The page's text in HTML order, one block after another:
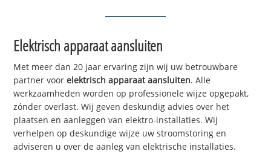
Elektrisch apparaat aansluiten
Met meer dan 20 jaar ervaring zijn wij uw betrouwbare
partner voorelektrisch apparaat aansluiten. Alle
werkzaamheden worden op professionele wijze opgepakt,
zónder overlast. Wij geven deskundig advies over het
plaatsen en aanleggen van elektro-installaties. Wij
verhelpen op deskundige wijze uw stroomstoring en
adviseren u over de aanleg van elektrische installaties.